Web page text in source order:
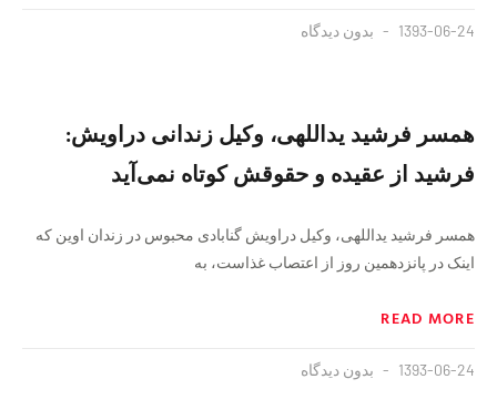
1393-06-24 بدون دیدگاه
همسر فرشید یداللهی، وکیل زندانی دراویش:
فرشید از عقیده‌ و حقوقش کوتاه نمی‌آید
همسر فرشید یداللهی، وکیل دراویش گنابادی محبوس در زندان اوین که
اینک در پانزدهمین روز از اعتصاب غذاست، به
READ MORE
1393-06-24 بدون دیدگاه